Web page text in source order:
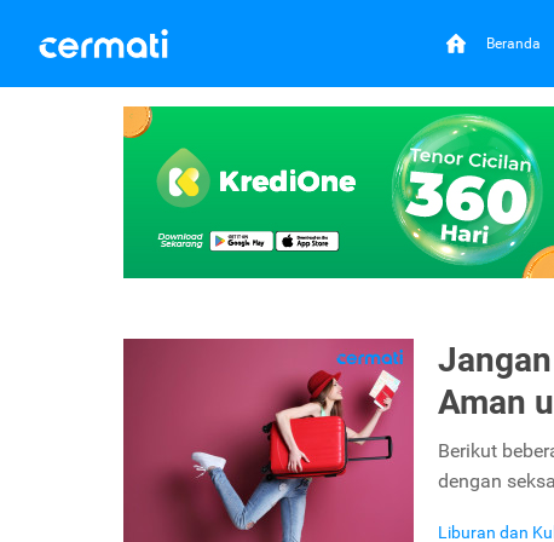
Beranda
Aman
Berikut
dengan
Liburan dan